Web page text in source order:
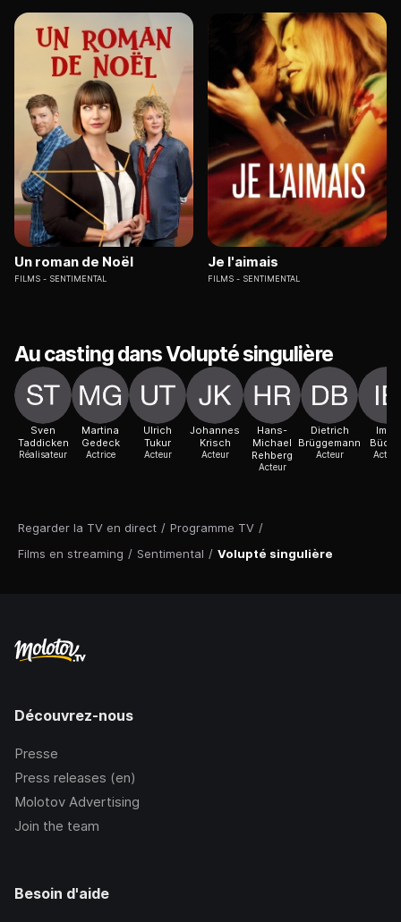
Regarder la TV en direct / Programme TV /
Films en streaming / Sentimental / Volupté singulière
Un roman de Noël
FILMS SENTIMENTAL
Je l'aimais
FILMS SENTIMENTAL
Au casting dans Volupté singulière
Sven
Taddicken
Réalisateur
Martina
Gedeck
Actrice
Ulrich
Tukur
Acteur
Johannes
Krisch
Acteur
Hans-
Michael
Rehberg
Acteur
Dietrich
Brüggemann
Acteur
Imke
Acteur
Découvrez-nous
Presse
Press releases (en)
Molotov Advertising
Join the team
Besoin d'aide